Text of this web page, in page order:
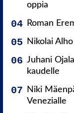
oppia
Roman
Nikolai
Juhani
kaudelle
Niki
Venezialle